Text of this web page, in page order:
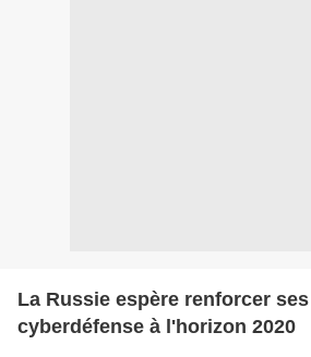
La Russie espère renforcer
cyberdéfense à l'horizon 2020